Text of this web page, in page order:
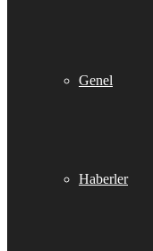
Genel
Haberler